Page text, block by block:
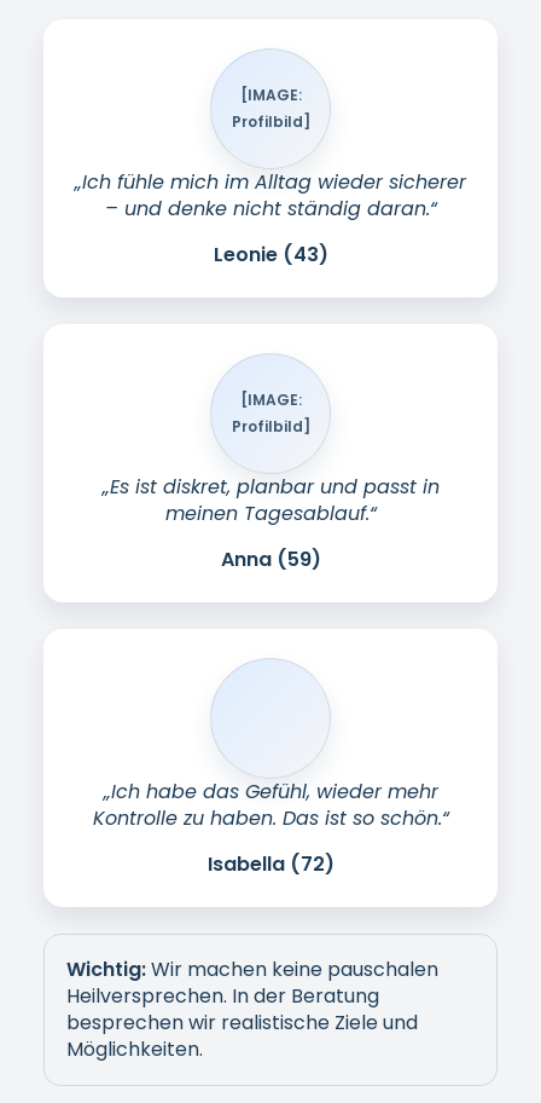
Profilbild]
„Ich habe das Gefühl, wieder mehr
Kontrolle zu haben. Das ist so schön.“
Isabella (72)
Wir machen keine pauschalen
Heilversprechen. In der Beratung
besprechen wir realistische Ziele und
Möglichkeiten.
So läuft Ihre PelviPower-
Behandlung ab
Erstberatung anfragen
Sie hinterlassen Ihre Kontaktdaten – wir
melden uns zeitnah und diskret.
2
Einschätzung & Zielklärung
Wir klären Ihre Situation, Erwartungen und
ob PelviPower sinnvoll ist.